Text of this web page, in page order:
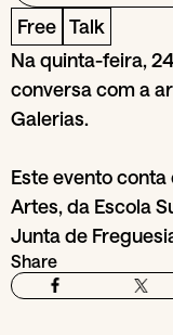
Free Talk
Na quinta-feira,
conversa com a
Galerias.
Este evento
Artes, da Escola
Junta de
Share